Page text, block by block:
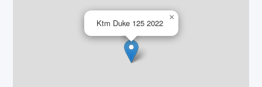
Vidanges et entretien faits régulièrement
Ktm Duke 125 2022
×